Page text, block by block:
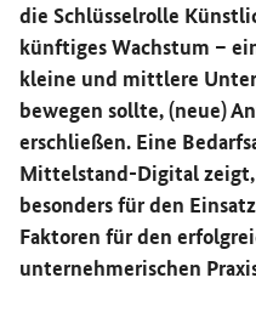
die Schlüsselrolle
künftiges Wachstum –
kleine und mittlere
bewegen sollte, (neue)
erschließen. Eine
Mittelstand-Digital zeigt,
besonders für den
Faktoren für den
unternehmerischen